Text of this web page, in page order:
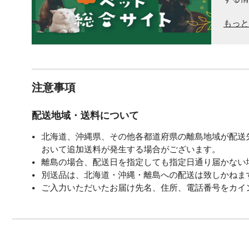
もっ
注意事項
配送地域・送料について
北海道、沖縄県、その他各都道府県の離島地域が配
おいて追加送料が発生する場合がございます。
離島の場合、配送日を指定しても指定日通り届かない
別送品は、北海道・沖縄・離島への配送は致しかねま
ご入力いただいたお届け先名、住所、電話番号をカ